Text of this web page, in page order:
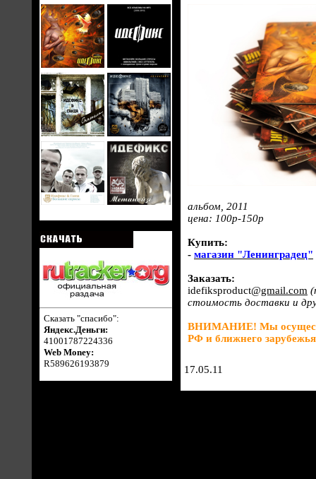
Сказать "спасибо":
Яндекс.Деньги:
41001787224336
Web Money:
R589626193879
альбом, 2011
цена: 100р-150р
Купить:
- магазин "Ленинградец"
Заказать:
idefiksproduct@gmail.com
стоимость доставки и
ВНИМАНИЕ! Мы
РФ и ближнего
17.05.11